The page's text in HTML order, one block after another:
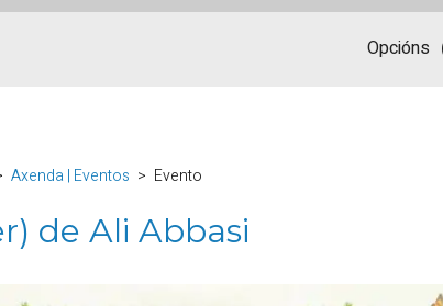
Opcións
Axenda | Eventos Evento
de Ali Abbasi